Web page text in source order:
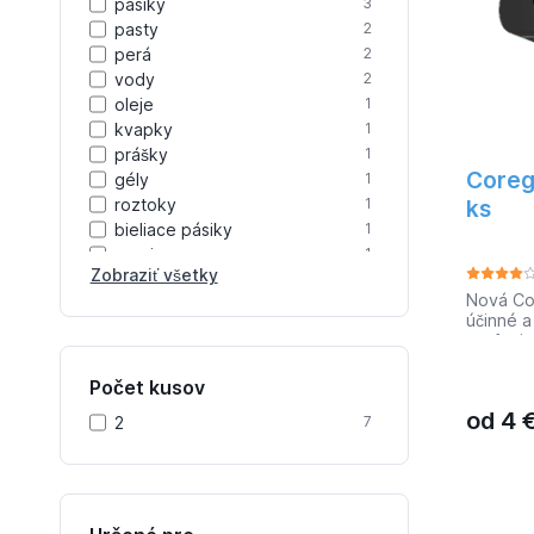
pasty 2
perá 2
vody 2
oleje 1
kvapky 1
prášky 1
gély 1
roztoky 1
bieliace pásiky 1
spreje 1
Zobraziť všetky
Počet kusov
2 7
ks
Nová
účinné
žlté
ich
od 4